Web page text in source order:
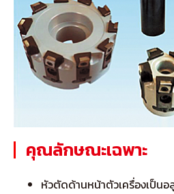
คุณลักษณะเฉพาะ
หัวตัดด้านหน้าตัวเครื่องเป็นอ